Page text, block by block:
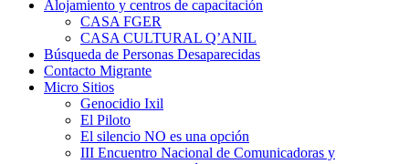
Alojamiento y centros de capacitación
CASA FGER
CASA CULTURAL Q’ANIL
Búsqueda de Personas Desaparecidas
Contacto Migrante
Micro Sitios
Genocidio Ixil
El Piloto
El silencio NO es una opción
III Encuentro Nacional de Comunicadoras y